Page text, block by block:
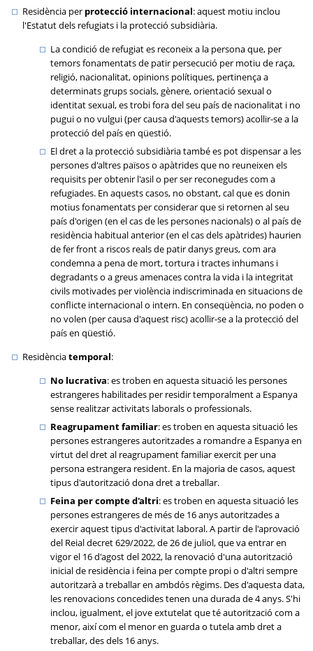
Residència per protecció internacional: aquest motiu inclou
l'Estatut dels refugiats i la protecció subsidiària.
La condició de refugiat es reconeix a la persona que, per
temors fonamentats de patir persecució per motiu de raça,
religió, nacionalitat, opinions polítiques, pertinença a
determinats grups socials, gènere, orientació sexual o
identitat sexual, es trobi fora del seu país de nacionalitat i no
pugui o no vulgui (per causa d'aquests temors) acollir-se a la
protecció del país en qüestió.
El dret a la protecció subsidiària també es pot dispensar a les
persones d'altres països o apàtrides que no reuneixen els
requisits per obtenir l'asil o per ser reconegudes com a
refugiades. En aquests casos, no obstant, cal que es donin
motius fonamentats per considerar que si retornen al seu
país d'origen (en el cas de les persones nacionals) o al país de
residència habitual anterior (en el cas dels apàtrides) haurien
de fer front a riscos reals de patir danys greus, com ara
condemna a pena de mort, tortura i tractes inhumans i
degradants o a greus amenaces contra la vida i la integritat
civils motivades per violència indiscriminada en situacions de
conflicte internacional o intern. En conseqüència, no poden o
no volen (per causa d'aquest risc) acollir-se a la protecció del
país en qüestió.
Residènciatemporal:
No lucrativa: es troben en aquesta situació les persones
estrangeres habilitades per residir temporalment a Espanya
sense realitzar activitats laborals o professionals.
Reagrupament familiar: es troben en aquesta situació les
persones estrangeres autoritzades a romandre a Espanya en
virtut del dret al reagrupament familiar exercit per una
persona estrangera resident. En la majoria de casos, aquest
tipus d'autorització dona dret a treballar.
Feina per compte d'altri: es troben en aquesta situació les
persones estrangeres de més de 16 anys autoritzades a
exercir aquest tipus d'activitat laboral. A partir de l'aprovació
del Reial decret 629/2022, de 26 de juliol, que va entrar en
vigor el 16 d'agost del 2022, la renovació d'una autorització
inicial de residència i feina per compte propi o d'altri sempre
autoritzarà a treballar en ambdós règims. Des d'aquesta data,
les renovacions concedides tenen una durada de 4 anys. S'hi
inclou, igualment, el jove extutelat que té autorització com a
menor, així com el menor en guarda o tutela amb dret a
treballar, des dels 16 anys.